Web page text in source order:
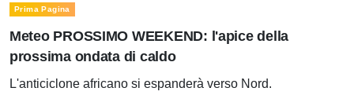
Prima Pagina
Meteo PROSSIMO WEEKEND: l'apice della
prossima ondata di caldo
L'anticiclone africano si espanderà verso Nord.